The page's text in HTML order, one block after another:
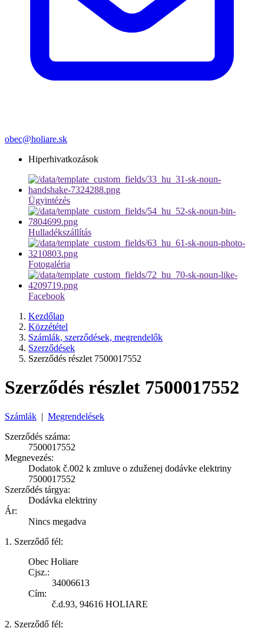
obec@holiare.sk
Hiperhivatkozások
Ügyintézés
Hulladékszállítás
Fotogaléria
Facebook
Kezdőlap
Közzététel
Számlák, szerződések, megrendelők
Szerződések
Szerződés részlet 7500017552
Szerződés részlet 7500017552
Számlák | Megrendelések
Szerződés száma:
7500017552
Megnevezés:
Dodatok č.002 k zmluve o zduženej dodávke elektriny
7500017552
Szerződés tárgya:
Dodávka elektriny
Ár:
Nincs megadva
1. Szerződő fél:
Obec Holiare
Cjsz.:
34006613
Cím:
č.d.93, 94616 HOLIARE
2. Szerződő fél: